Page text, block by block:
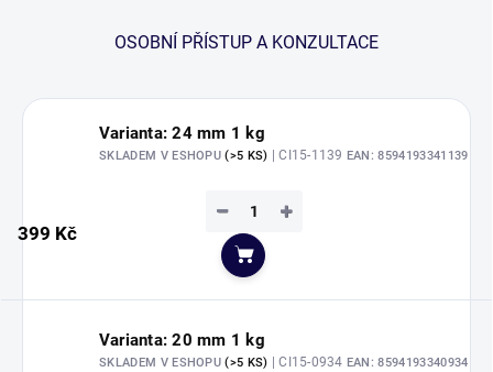
OSOBNÍ PŘÍSTUP A KONZULTACE
Varianta: 24 mm 1 kg
SKLADEM V ESHOPU(>5 KS) | CI15-1139 EAN: 8594193341139
399 Kč
+
−
Do košíku
Varianta: 20 mm 1 kg
SKLADEM V ESHOPU(>5 KS) | CI15-0934 EAN: 8594193340934